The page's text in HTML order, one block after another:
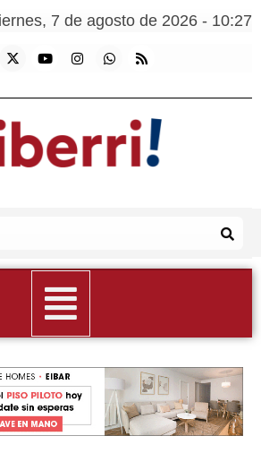
7 de agosto de 2026 - 10:27